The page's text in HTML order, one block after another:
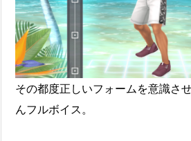
その都度正しいフォームを意識さ
んフルボイス。